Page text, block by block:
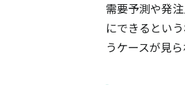
需要予測や発
にできるとい
うケースが見ら